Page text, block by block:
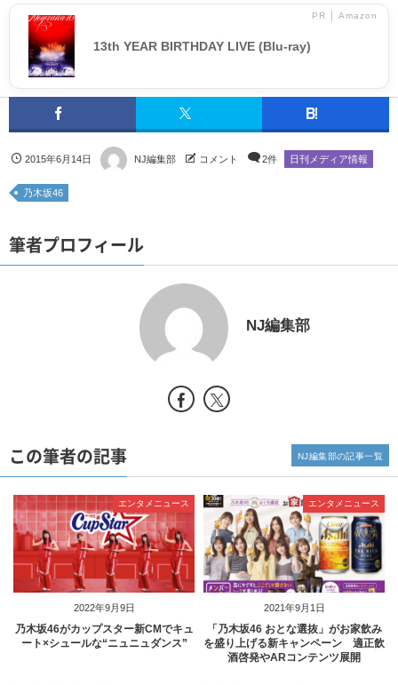
PR │ Amazon
13th YEAR BIRTHDAY LIVE (Blu-ray)
2015年6月14日 NJ編集部 コメント 2件 日刊メディア情報
乃木坂46
筆者プロフィール
NJ編集部
この筆者の記事
2022年9月9日
エンタメニュース
乃木坂46がカップスター新CMでキュ
ート×シュールな“ニュニュダンス”
2021年9月1日
エンタメニュース
「乃木坂46 おとな選抜」がお家飲み
を盛り上げる新キャンペーン 適正飲
酒啓発やARコンテンツ展開
NJ編集部の記事一覧